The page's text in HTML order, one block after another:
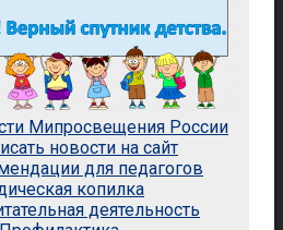
Мипросвещения России
новости на сайт
для педагогов
копилка
деятельность